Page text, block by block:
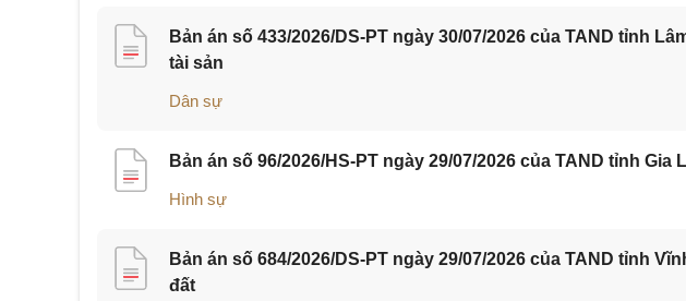
Bản án số 433/2026/DS-PT ngày 30/07/2026 của TAND tỉnh
tài sản
Dân sự
Bản án số 96/2026/HS-PT ngày 29/07/2026 của TAND tỉnh Gia
Hình sự
Bản án số 684/2026/DS-PT ngày 29/07/2026 của TAND tỉnh
đất